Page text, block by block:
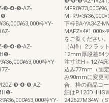
❸-❹-❺-AZ-
枠YY-
❸-❹-❺-AZ-
枠YY-
❸-❹-❺-AZ-
枠YY-
下枠BA-YA34Z-
をご覧ください
（A枠）2フラ
12mm厚段差54
注寸法H＋1274
込み77mm（固
み90mmに変更
合、枠の商品コ
細は
242627M34W（